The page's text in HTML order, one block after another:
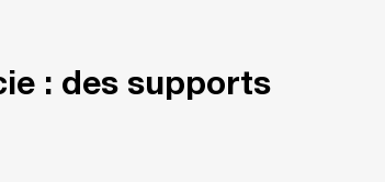
: des supports